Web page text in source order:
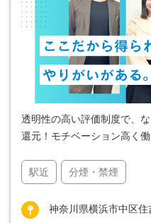
透明性の高い評価制度で、
還元！モチベーション高く
駅近 分煙・禁煙
神奈川県横浜市中区